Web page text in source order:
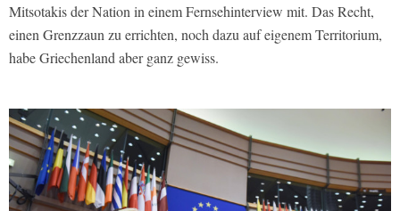
Mitsotakis der Nation in einem Fernsehinterview mit. Das Recht,
einen Grenzzaun zu errichten, noch dazu auf eigenem Territorium,
habe Griechenland aber ganz gewiss.